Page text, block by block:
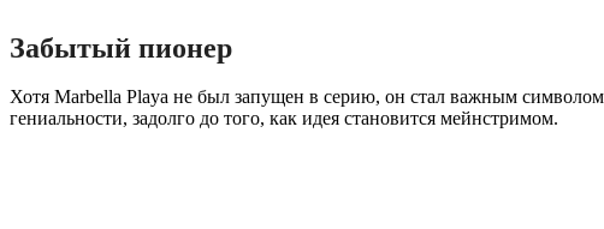
Забытый пионер
Хотя Marbella Playa не был запущен в серию, он стал важным
гениальности, задолго до того, как идея становится мейнстримом.